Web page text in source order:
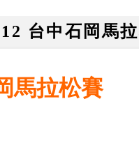
台中石岡馬
馬拉松賽